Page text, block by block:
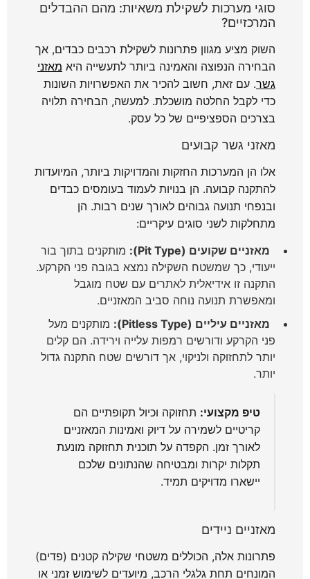
סוגי מערכות לשקילת משאיות: מהם ההבדלים
המרכזיים?
השוק מציע מגוון פתרונות לשקילת רכבים כבדים, אך
הבחירה הנפוצה והאמינה ביותר לתעשייה היא מאזני
גשר. עם זאת, חשוב להכיר את האפשרויות השונות
כדי לקבל החלטה מושכלת. למעשה, הבחירה תלויה
בצרכים הספציפיים של כל עסק.
מאזני גשר קבועים
אלו הן המערכות החזקות והמדויקות ביותר, המיועדות
להתקנה קבועה. הן בנויות לעמוד בעומסים כבדים
ובנפחי תנועה גבוהים לאורך שנים רבות. הן
מתחלקות לשני סוגים עיקריים:
מאזניים שקועים (Pit Type):
מותקנים בתוך בור
ייעודי, כך שמשטח השקילה נמצא בגובה פני הקרקע.
התקנה זו אידיאלית לאתרים עם שטח מוגבל
ומאפשרת תנועה נוחה סביב המאזניים.
מאזניים עיליים (Pitless Type):
מותקנים מעל
פני הקרקע ודורשים רמפות עלייה וירידה. הם קלים
יותר לתחזוקה ולניקוי, אך דורשים שטח התקנה גדול
יותר.
טיפ מקצועי: תחזוקה וכיול תקופתיים הם
קריטיים לשמירה על דיוק ואמינות המאזניים
לאורך זמן. הקפדה על תוכנית תחזוקה מונעת
תקלות יקרות ומבטיחה שהנתונים שלכם
יישארו מדויקים תמיד.
מאזניים ניידים
פתרונות אלה, הכוללים משטחי שקילה קטנים (פדים)
המונחים תחת גלגלי הרכב, מיועדים לשימוש זמני או